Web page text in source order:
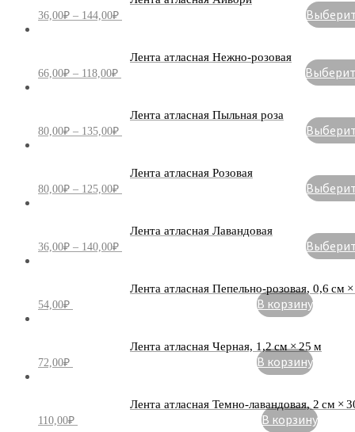
36,00₽ – 144,00₽
Лента атласная Нежно-розовая
66,00₽ – 118,00₽
Лента атласная Пыльная роза
80,00₽ – 135,00₽
Лента атласная Розовая
80,00₽ – 125,00₽
Лента атласная Лавандовая
36,00₽ – 140,00₽
Лента атласная Пепельно-розовая, 0,6 см
54,00₽ В корзину
Лента атласная Черная, 1,2 см × 25 м
72,00₽ В корзину
Лента атласная Темно-лавандовая, 2 см ×
110,00₽ В корзину